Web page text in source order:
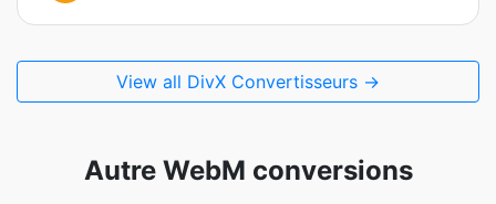
View all DivX Convertisseurs →
Autre WebM conversions